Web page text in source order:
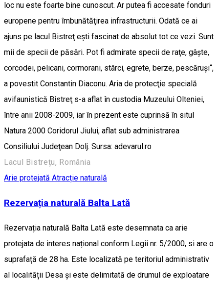
loc nu este foarte bine cunoscut. Ar putea fi accesate fonduri
europene pentru îmbunătăţirea infrastructurii. Odată ce ai
ajuns pe lacul Bistreţ eşti fascinat de absolut tot ce vezi. Sunt
mii de specii de păsări. Pot fi admirate specii de raţe, gâşte,
corcodei, pelicani, cormorani, stârci, egrete, berze, pescăruşi“,
a povestit Constantin Diaconu. Aria de protecţie specială
avifaunistică Bistreţ s-a aflat în custodia Muzeului Olteniei,
între anii 2008-2009, iar în prezent este cuprinsă în situl
Natura 2000 Coridorul Jiului, aflat sub administrarea
Consiliului Judeţean Dolj. Sursa: adevarul.ro
Lacul Bistrețu, România
Arie protejată Atracție naturală
Rezervația naturală Balta Lată
Rezervația naturală Balta Lată este desemnata ca arie
protejata de interes național conform Legii nr. 5/2000, si are o
suprafață de 28 ha. Este localizată pe teritoriul administrativ
al localității Desa și este delimitată de drumul de exploatare